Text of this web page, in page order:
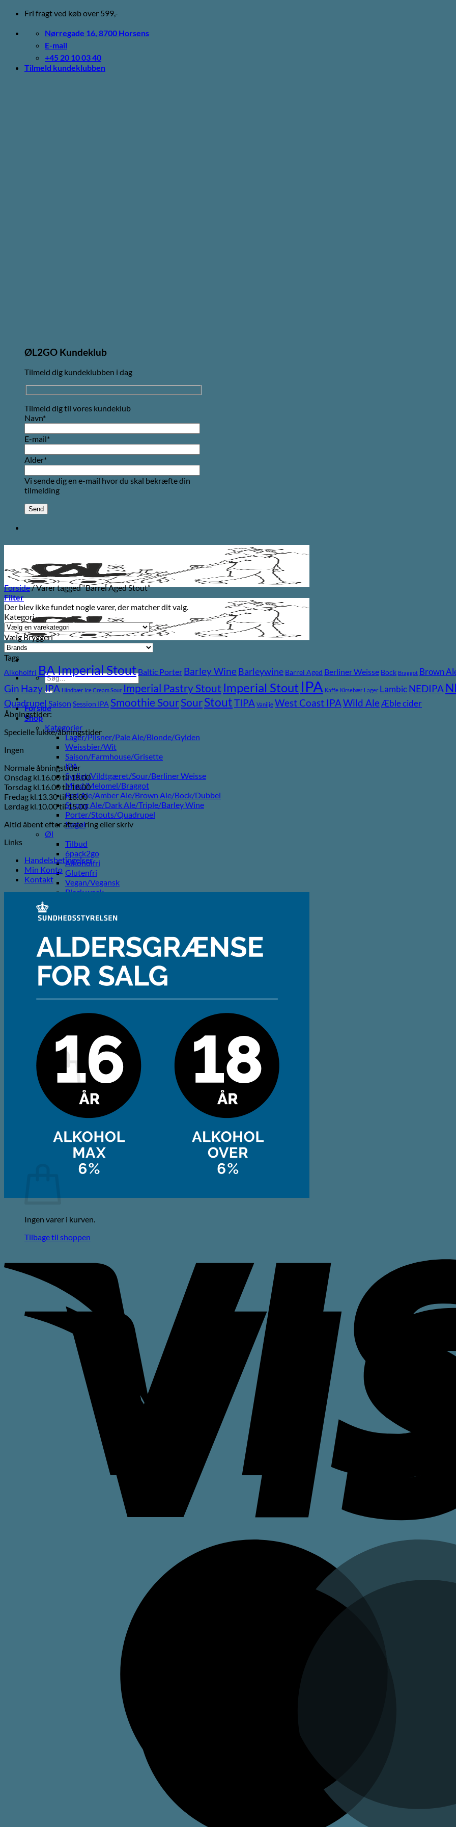
Fortsæt
indhold
Fri fragt ved køb over 599,-
Nørregade 16, 8700 Horsens
E-mail
+45 20 10 03 40
Tilmeld kundeklubben
ØL2GO Kundeklub
Tilmeld dig kundeklubben i dag
Tilmeld dig til vores kundeklub
Navn*
E-mail*
Alder*
Vi sende dig en e-mail hvor du skal bekræfte din
tilmelding
Søg
efter:
Forside
Shop
Kategorier
Lager/Pilsner/Pale Ale/Blonde/Gylden
Weissbier/Wit
Saison/Farmhouse/Grisette
IPA
Syrligt/Vildtgæret/Sour/Berliner Weisse
Mjød/Melomel/Braggot
Red Ale/Amber Ale/Brown Ale/Bock/Dubbel
Strong Ale/Dark Ale/Triple/Barley Wine
Porter/Stouts/Quadrupel
Røgøl
Øl
Tilbud
6pack2go
Alkoholfri
Glutenfri
Vegan/Vegansk
Black week
Andet
Cider
Likør
Most og Sodavand
Chips
Diverse
Gaveæsker og indpakning
Glas
Om ØL2GO
Kontakt
Kurv /
0,00kr.
Ingen varer i kurven.
Ingen varer i kurven.
Tilbage til shoppen
Forside/Varer tagged “Barrel Aged Stout”
Filter
Der blev ikke fundet nogle varer, der matcher dit valg.
Kategori
Vælg Bryggeri
Tags
Alkoholfri BA Imperial StoutBaltic Porter Barley Wine Barleywine Barrel Aged Berliner Weisse Bock Braggot Brown
Gin Hazy IPA Hindbær Ice Cream Sour Imperial Pastry Stout Imperial Stout IPA Kaffe Kirsebær Lager LambicNEDIPA
Quadrupel Saison Session IPA Smoothie SourSourStoutTIPA Vanilje West Coast IPAWild AleÆble cider
Åbningstider:
Specielle lukke/åbningstider
Ingen
Normale åbningstider
Onsdag kl.16.00 til 18.00
Torsdag kl.16.00 til 18.00
Fredag kl.13.30 til 18.00
Lørdag kl.10.00 til 15.00
Altid åbent efter aftale ring eller skriv
Links
Handelsbetingelser
Min Konto
Kontakt